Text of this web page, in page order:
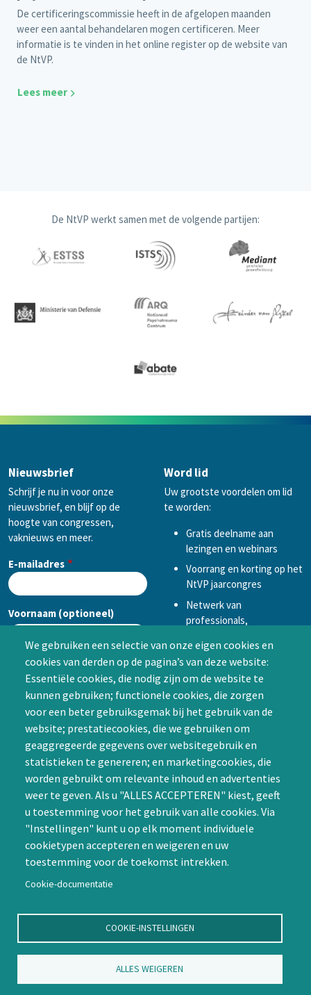
We gebruiken een selectie van onze eigen cookies en
cookies van derden op de pagina’s van deze website:
Essentiële cookies, die nodig zijn om de website te
kunnen gebruiken; functionele cookies, die zorgen
voor een beter gebruiksgemak bij het gebruik van de
website; prestatiecookies, die we gebruiken om
geaggregeerde gegevens over websitegebruik en
statistieken te genereren; en marketingcookies, die
worden gebruikt om relevante inhoud en advertenties
weer te geven. Als u "ALLES ACCEPTEREN" kiest, geeft
u toestemming voor het gebruik van alle cookies. Via
"Instellingen" kunt u op elk moment individuele
cookietypen accepteren en weigeren en uw
toestemming voor de toekomst intrekken.
Cookie-documentatie
COOKIE-INSTELLINGEN
ALLES WEIGEREN
De certificeringscommissie heeft in de afgelopen maanden
weer een aantal behandelaren mogen certificeren. Meer
informatie is te vinden in het online registerop de website van
de NtVP.
Lees meer
De NtVP werkt samen met de volgende partijen:
Nieuwsbrief
Schrijf je nu in voor onze
nieuwsbrief, en blijf op de
hoogte van congressen,
vaknieuws en meer.
E-mailadres
Voornaam (optioneel)
Achternaam (optioneel)
CAPTCHA
Word lid
Uw grootste voordelen om lid
te worden:
Gratis deelname aan
lezingen en webinars
Voorrang en korting op het
NtVP jaarcongres
Netwerk van
professionals,
samenwerken in een van
de Special Interest
Groepen (SIG’s) of zelf een
SIG initiëren
Word lid
Contact
Nienoord 5, 1112 XE Diemen
info@ntvp.nl
SNSBNL2A te Utrecht
Volg ons op LinkedIn